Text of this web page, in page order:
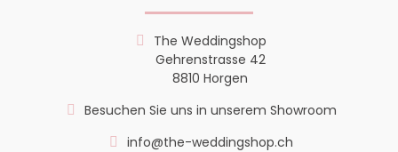
The Weddingshop
Gehrenstrasse 42
8810 Horgen
Besuchen Sie uns in unserem Showroom
info@the-weddingshop.ch